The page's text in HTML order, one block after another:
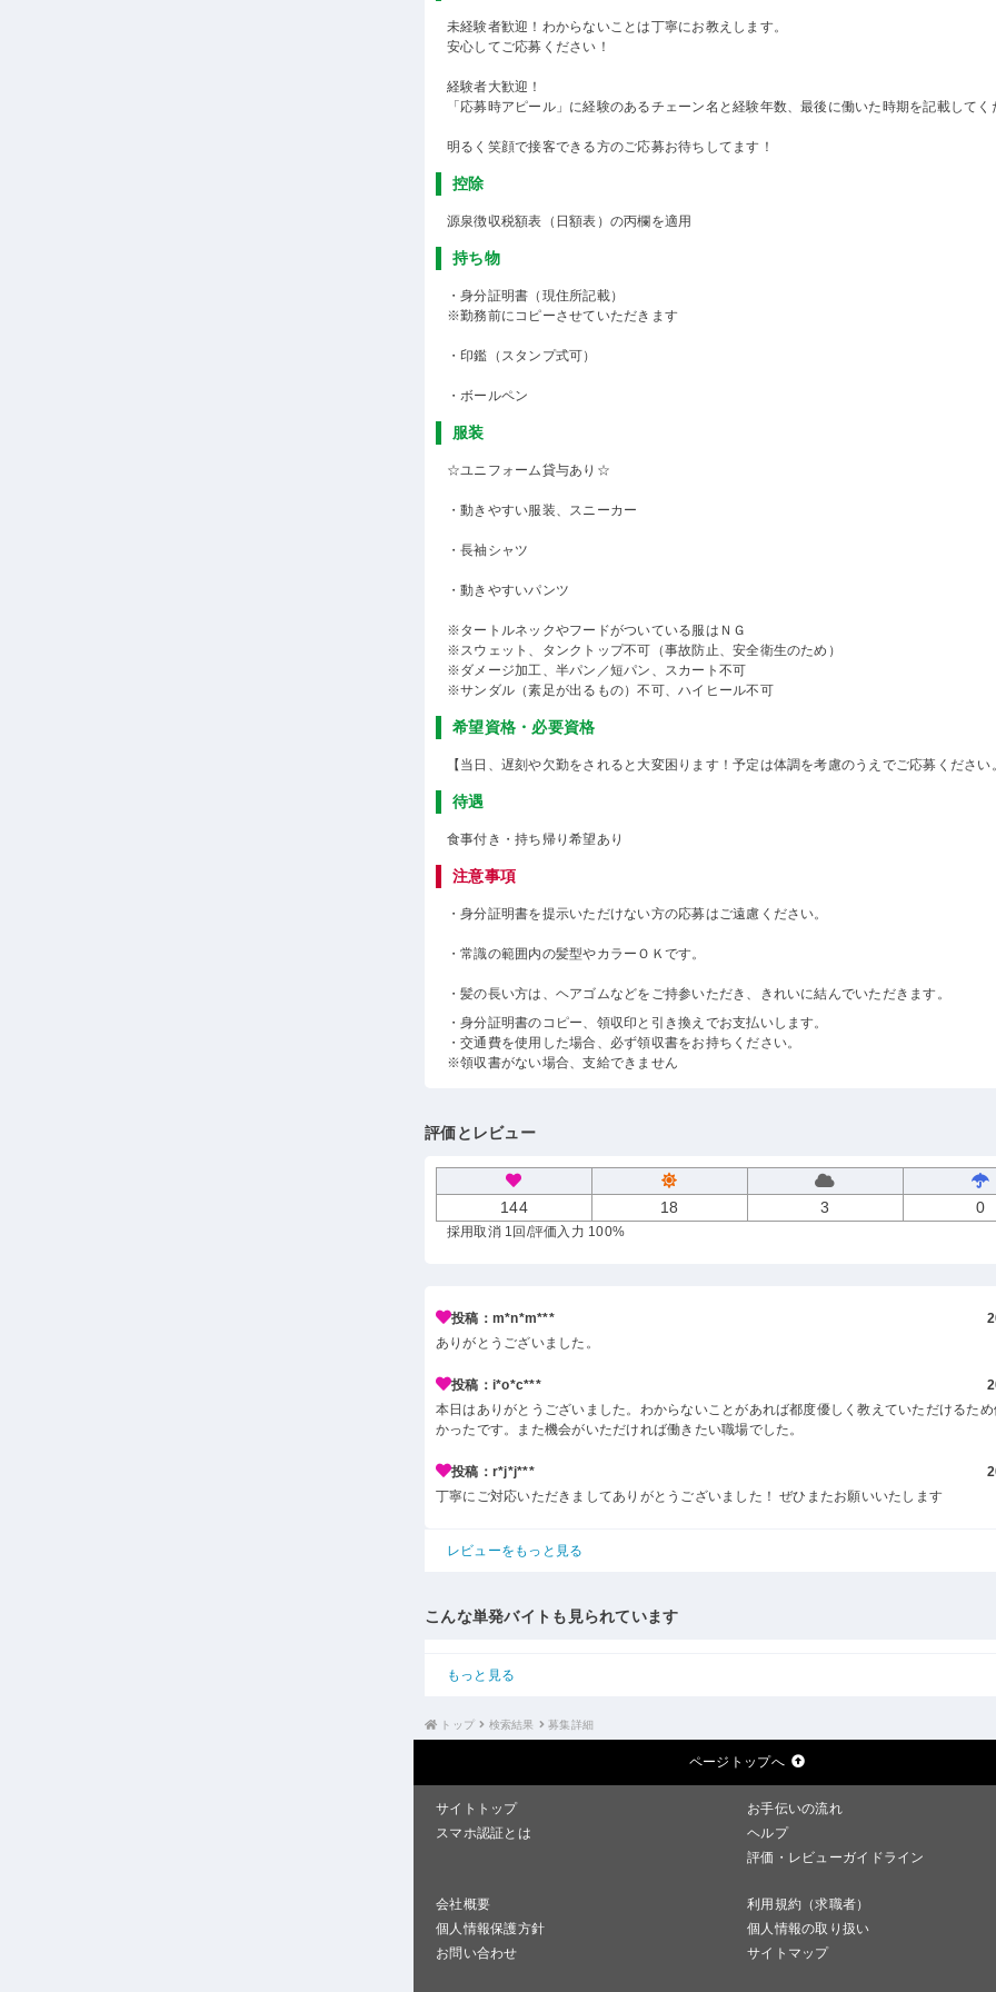
未経験者歓迎！わからないことは丁寧にお教えします。
安心してご応募ください！
経験者大歓迎！
「応募時アピール」に経験のあるチェーン名と経験年数、最後に働いた時期を記載してく
明るく笑顔で接客できる方のご応募お待ちしてます！
控除
源泉徴収税額表（日額表）の丙欄を適用
持ち物
・身分証明書（現住所記載）
※勤務前にコピーさせていただきます
・印鑑（スタンプ式可）
・ボールペン
服装
☆ユニフォーム貸与あり☆
・動きやすい服装、スニーカー
・長袖シャツ
・動きやすいパンツ
※タートルネックやフードがついている服はＮＧ
※スウェット、タンクトップ不可（事故防止、安全衛生のため）
※ダメージ加工、半パン／短パン、スカート不可
※サンダル（素足が出るもの）不可、ハイヒール不可
希望資格・必要資格
【当日、遅刻や欠勤をされると大変困ります！予定は体調を考慮のうえでご応募ください
待遇
食事付き・持ち帰り希望あり
注意事項
・身分証明書を提示いただけない方の応募はご遠慮ください。
・常識の範囲内の髪型やカラーＯＫです。
・髪の長い方は、ヘアゴムなどをご持参いただき、きれいに結んでいただきます。
・身分証明書のコピー、領収印と引き換えでお支払いします。
・交通費を使用した場合、必ず領収書をお持ちください。
※領収書がない場合、支給できません
評価とレビュー
144 18 3 0
採用取消 1回 /評価入力 100%
投稿：m*n*m***
ありがとうございました。
投稿：i*o*c***
本日はありがとうございました。わからないことがあれば都度優しく教えていただけるた
かったです。また機会がいただければ働きたい職場でした。
投稿：r*j*j***
丁寧にご対応いただきましてありがとうございました！ ぜひまたお願いいたします
レビューをもっと見る
こんな単発バイトも見られています
もっと見る
トップ 検索結果 募集詳細
ページトップへ
サイトトップ
お手伝いの流れ
スマホ認証とは
ヘルプ
評価・レビューガイドライン
会社概要
利用規約（求職者）
個人情報保護方針
個人情報の取り扱い
お問い合わせ
サイトマップ